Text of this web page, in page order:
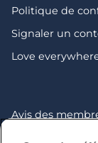
Politique de
Signaler un
Love
Avis des